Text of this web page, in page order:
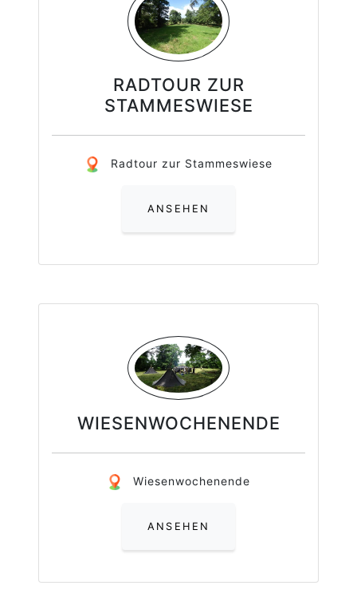
RADTOUR ZUR
STAMMESWIESE
Radtour zur Stammeswiese
ANSEHEN
WIESENWOCHENENDE
Wiesenwochenende
ANSEHEN